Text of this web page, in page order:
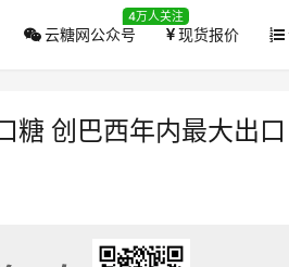
云糖网公众号
4万人关注
现货报价
糖 创巴西年内最大出口